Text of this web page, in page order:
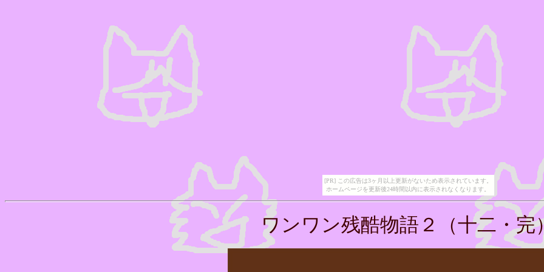
[PR] この広告は3ヶ月以上更新がないため表示されています。
ホームページを更新後24時間以内に表示されなくなります。
ワンワン残酷物語２（十二・完